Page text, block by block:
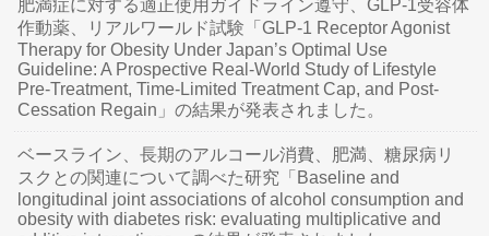
肥満症に対する適正使用ガイドライン遵守、GLP-1受容体
作動薬、リアルワールド試験「GLP-1 Receptor Agonist
Therapy for Obesity Under Japan’s Optimal Use
Guideline: A Prospective Real-World Study of Lifestyle
Pre-Treatment, Time-Limited Treatment Cap, and Post-
Cessation Regain」の結果が発表されました。
ベースライン、長期のアルコール消費、肥満、糖尿病リ
スクとの関連について調べた研究「Baseline and
longitudinal joint associations of alcohol consumption and
obesity with diabetes risk: evaluating multiplicative and